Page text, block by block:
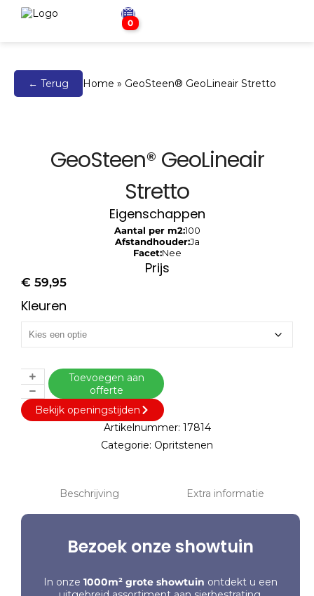
0
← Terug Home » GeoSteen® GeoLineair Stretto
GeoSteen® GeoLineair
Stretto
Eigenschappen
Aantal per m2:100
Afstandhouder:Ja
Facet:Nee
Prijs
€ 59,95
Kleuren
Toevoegen aan
offerte
Bekijk openingstijden
Artikelnummer: 17814
Categorie: Opritstenen
Beschrijving Extra informatie
Bezoek onze showtuin
In onze 1000m² grote showtuin ontdekt u een